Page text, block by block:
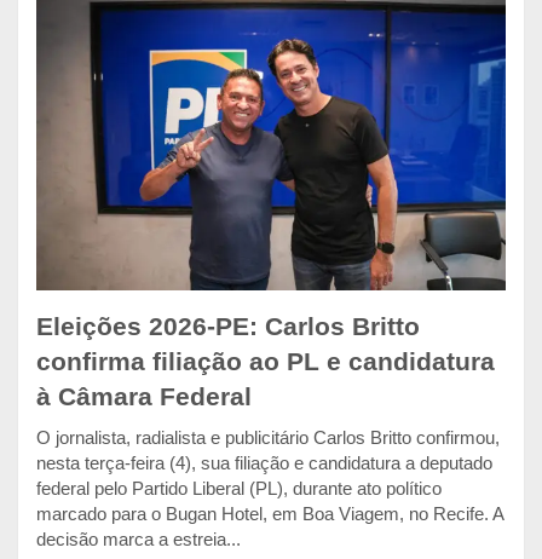
Eleições 2026-PE: Carlos Britto
confirma filiação ao PL e candidatura
à Câmara Federal
O jornalista, radialista e publicitário Carlos Britto confirmou,
nesta terça-feira (4), sua filiação e candidatura a deputado
federal pelo Partido Liberal (PL), durante ato político
marcado para o Bugan Hotel, em Boa Viagem, no Recife. A
decisão marca a estreia...